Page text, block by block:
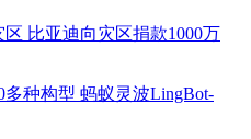
比亚迪向灾区捐款1000万